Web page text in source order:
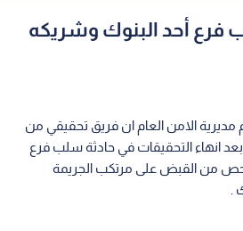
فرع أحد البنوك وشريكه
مديرية الامن العام ان فريق تحقيقي من
بعد انهاء التحقيقات في حادثة سلب فرع
من القبض على مرتكب الجريمة
.